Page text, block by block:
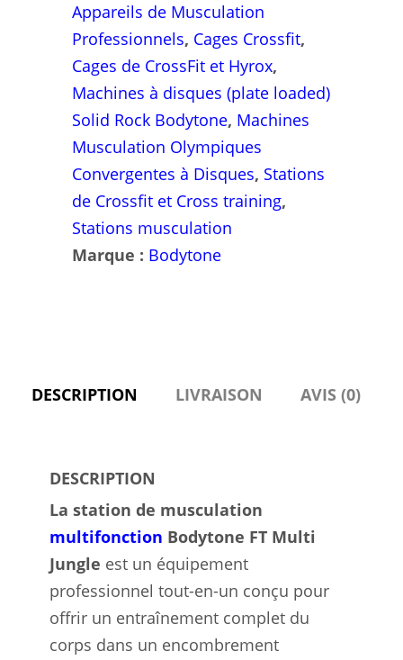
Appareils de Musculation
Professionnels, Cages Crossfit,
Cages de CrossFit et Hyrox,
Machines à disques (plate loaded)
Solid Rock Bodytone, Machines
Musculation Olympiques
Convergentes à Disques, Stations
de Crossfit et Cross training,
Stations musculation
Marque : Bodytone
DESCRIPTION LIVRAISON AVIS (0)
DESCRIPTION
La station de musculation
multifonction Bodytone FT Multi
Jungle est un équipement
professionnel tout-en-un conçu pour
offrir un entraînement complet du
corps dans un encombrement